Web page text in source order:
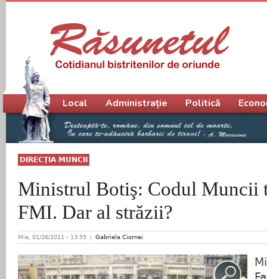
DIRECŢIA MUNCII
Ministrul Botiş: Codul Muncii
FMI. Dar al străzii?
Mie, 01/26/2011 - 13:55 Gabriela Ciornei
Meniu principal
Local Administrație Politică